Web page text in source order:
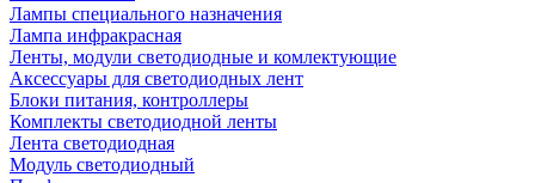
Лампы специального назначения
Лампа инфракрасная
Ленты, модули светодиодные и комлектующие
Аксессуары для светодиодных лент
Блоки питания, контроллеры
Комплекты светодиодной ленты
Лента светодиодная
Модуль светодиодный